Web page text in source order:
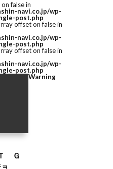
false in
navi.co.jp/wp-
post.php
offset on false in
navi.co.jp/wp-
post.php
offset on false in
navi.co.jp/wp-
post.php
Ｔ Ｇ
Warning